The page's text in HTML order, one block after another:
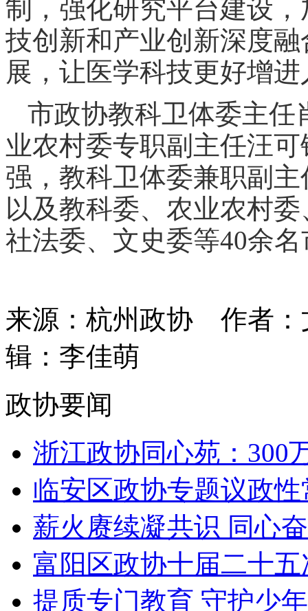
制，强化研究平台建设
技创新和产业创新深度
展，让医学科技更好增
市政协教科卫体委主任
业农村委专职副主任汪
强，教科卫体委兼职副
以及教科委、农业农村
社法委、文史委等40余
来源：杭州政协 作者
辑：李佳萌
政协要闻
浙江政协同心苑：300
临安区政协专题议政
薪火赓续凝共识 同心
富阳区政协十届二十
提质专门教育 守护少